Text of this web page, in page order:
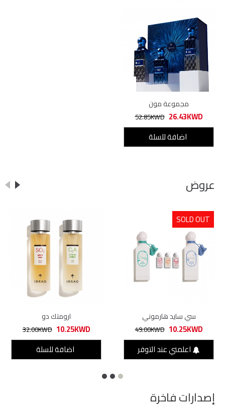
مجموعة مون
52.85KWD 26.43KWD
اضافة للسلة
عروض
SOLD OUT
سي سايد هارموني
49.00KWD 10.25KWD
اعلمني عند التوفر
ارومتك دو
32.00KWD 10.25KWD
اضافة للسلة
إصدارات فاخرة